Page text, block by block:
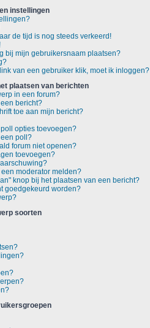
instellingen
de tijd is nog steeds verkeerd!
bij mijn gebruikersnaam plaatsen?
van een gebruiker klik, moet ik inloggen?
plaatsen van berichten
in een forum?
bericht?
toe aan mijn bericht?
opties toevoegen?
poll?
forum niet openen?
toevoegen?
moderator melden?
knop bij het plaatsen van een bericht?
goedgekeurd worden?
soorten